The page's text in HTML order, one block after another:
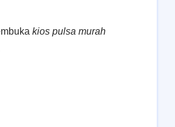
kios pulsa murah